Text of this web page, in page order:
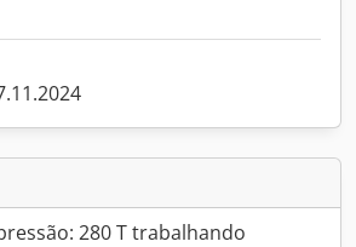
280 T trabalhando